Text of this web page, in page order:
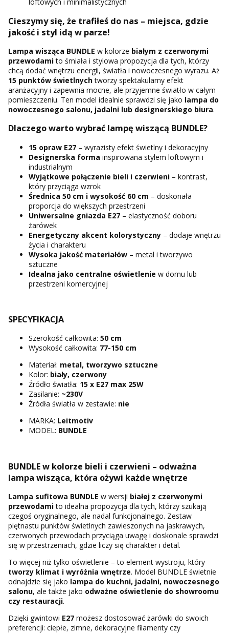
Cieszymy się, że trafiłeś do nas – miejsca, gdzie
jakość i styl idą w parze!
Lampa wisząca BUNDLE w kolorze białym z czerwonymi
przewodamito śmiała i stylowa propozycja dla tych, którzy
chcą dodać wnętrzu energii, światła i nowoczesnego wyrazu. Aż
15 punktów świetlnychtworzy spektakularny efekt
aranżacyjny i zapewnia mocne, ale przyjemne światło w całym
pomieszczeniu. Ten model idealnie sprawdzi się jako lampa do
nowoczesnego salonu, jadalni lub designerskiego biura.
Dlaczego warto wybrać lampę wiszącą BUNDLE?
15 opraw E27 – wyrazisty efekt świetlny i dekoracyjny
Designerska forma inspirowana stylem loftowym i
industrialnym
Wyjątkowe połączenie bieli i czerwieni – kontrast,
który przyciąga wzrok
Średnica 50 cm i wysokość 60 cm – doskonała
proporcja do większych przestrzeni
Uniwersalne gniazda E27 – elastyczność doboru
żarówek
Energetyczny akcent kolorystyczny – dodaje wnętrzu
życia i charakteru
Wysoka jakość materiałów – metal i tworzywo
sztuczne
Idealna jako centralne oświetlenie w domu lub
przestrzeni komercyjnej
SPECYFIKACJA
Szerokość całkowita: 50 cm
Wysokość całkowita: 77-150 cm
Materiał: metal, tworzywo sztuczne
Kolor: biały, czerwony
Źródło światła: 15 x E27 max 25W
Zasilanie: ~230V
Źródła światła w zestawie: nie
MARKA: Leitmotiv
MODEL: BUNDLE
BUNDLE w kolorze bieli i czerwieni – odważna
lampa wisząca, która ożywi każde wnętrze
Lampa sufitowa BUNDLE w wersji białej z czerwonymi
przewodamito idealna propozycja dla tych, którzy szukają
czegoś oryginalnego, ale nadal funkcjonalnego. Zestaw
piętnastu punktów świetlnych zawieszonych na jaskrawych,
czerwonych przewodach przyciąga uwagę i doskonale sprawdzi
się w przestrzeniach, gdzie liczy się charakter i detal.
To więcej niż tylko oświetlenie – to element wystroju, który
tworzy klimat i wyróżnia wnętrze. Model BUNDLE świetnie
odnajdzie się jako lampa do kuchni, jadalni, nowoczesnego
salonu, ale także jako odważne oświetlenie do showroomu
czy restauracji.
Dzięki gwintowi E27 możesz dostosować żarówki do swoich
preferencji: ciepłe, zimne, dekoracyjne filamenty czy